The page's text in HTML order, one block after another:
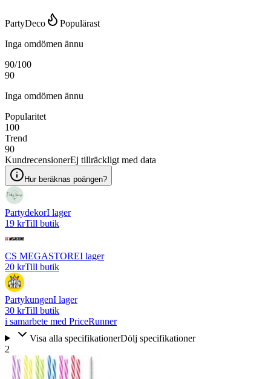
PartyDeco
Populärast
Inga omdömen ännu
90/100
90
Inga omdömen ännu
Popularitet
100
Trend
90
KundrecensionerEj tillräckligt med data
Hur beräknas poängen?
PartydekorI lager
19 krTill butik
CS MEGASTOREI lager
20 krTill butik
PartykungenI lager
30 krTill butik
i samarbete med PriceRunner
Visa alla specifikationerDölj specifikationer
2